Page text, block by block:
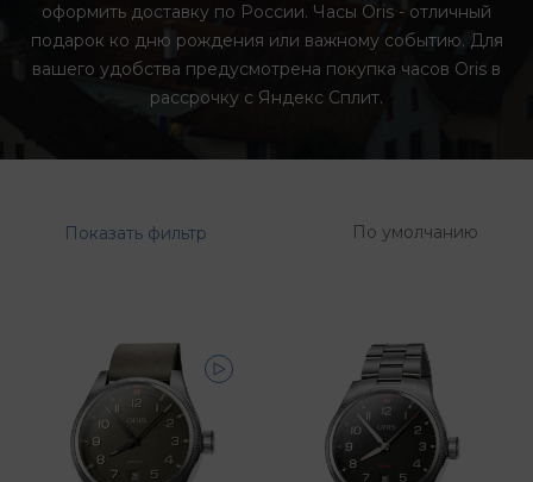
оформить доставку по России. Часы Oris - отличный
подарок ко дню рождения или важному событию. Для
вашего удобства предусмотрена покупка часов Oris в
рассрочку с Яндекс Сплит.
Показать фильтр По умолчанию